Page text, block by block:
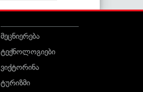
მეცნიერება
ტექნოლოგიები
ვიქტორინა
ტურიზმი